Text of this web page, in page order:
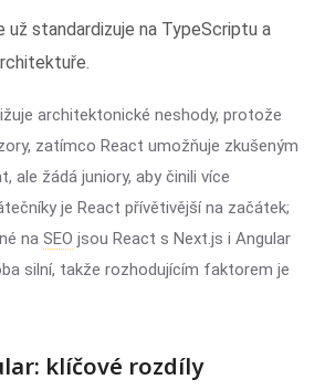
už standardizuje na TypeScriptu a
architektonické neshody, protože
zatímco React umožňuje zkušeným
ale žádá juniory, aby činili více
je React přívětivější na začátek;
na SEO jsou React s Next.js i Angular
silní, takže rozhodujícím faktorem je
klíčové rozdíly